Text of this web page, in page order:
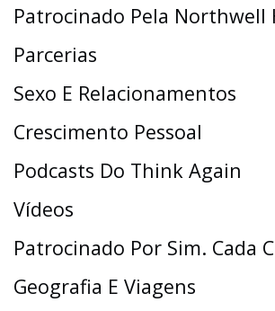
Patrocinado Pela Northwell
Parcerias
Sexo E Relacionamentos
Crescimento Pessoal
Podcasts Do Think Again
Vídeos
Patrocinado Por Sim. Cada
Geografia E Viagens